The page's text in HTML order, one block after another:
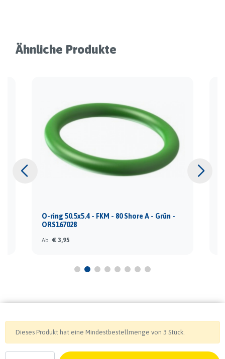
Ähnliche Produkte
O-ring 50.5x5.4 - FKM - 80 Shore A - Grün -
ORS167028
Ab € 3,95
Dieses Produkt hat eine Mindestbestellmenge von 3 Stück.